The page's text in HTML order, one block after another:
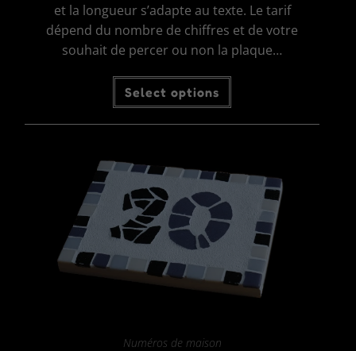
et la longueur s’adapte au texte. Le tarif
dépend du nombre de chiffres et de votre
souhait de percer ou non la plaque…
Select options
Ce
variations.
choisies
la
page
du
produit
Numéros de maison